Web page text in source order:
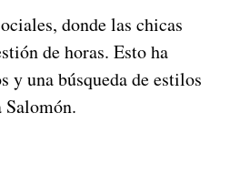
donde las chicas
de horas. Esto ha
y una búsqueda de estilos
Salomón.